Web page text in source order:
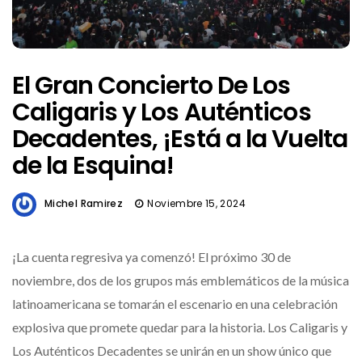
El Gran Concierto De Los
Caligaris y Los Auténticos
Decadentes, ¡Está a la Vuelta
de la Esquina!
Michel Ramirez Noviembre 15, 2024
¡La cuenta regresiva ya comenzó! El próximo 30 de
noviembre, dos de los grupos más emblemáticos de la música
latinoamericana se tomarán el escenario en una celebración
explosiva que promete quedar para la historia. Los Caligaris y
Los Auténticos Decadentes se unirán en un show único que